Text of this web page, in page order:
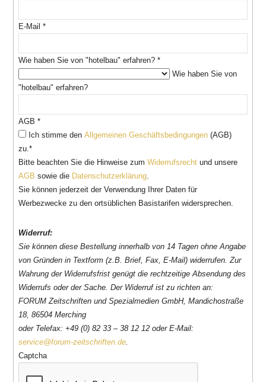
E-Mail*
Wie haben Sie von "hotelbau" erfahren?*
Wie haben Sie von
"hotelbau" erfahren?
AGB*
Ich stimme denAllgemeinen Geschäftsbedingungen (AGB)
zu.*
Bitte beachten Sie die Hinweise zumWiderrufsrecht und unsere
AGB sowie die Datenschutzerklärung
Sie können jederzeit der Verwendung Ihrer Daten für
Werbezwecke zu den ortsüblichen Basistarifen widersprechen.
Widerruf:
Sie können diese Bestellung innerhalb von 14 Tagen ohne Angabe
von Gründen in Textform (z.B. Brief, Fax, E-Mail) widerrufen. Zur
Wahrung der Widerrufsfrist genügt die rechtzeitige Absendung des
Widerrufs oder der Sache. Der Widerruf ist zu richten an:
FORUM Zeitschriften und Spezialmedien GmbH, Mandichostraße
18, 86504 Merching
oder Telefax: +49 (0) 82 33 – 38 12 12 oder E-Mail:
service@forum-zeitschriften.de
Captcha